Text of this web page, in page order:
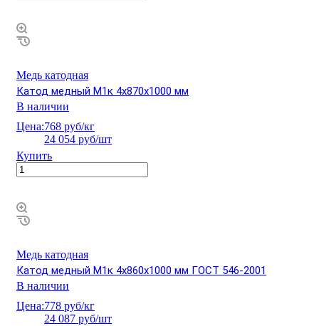
Медь катодная
Катод медный М1к 4х870х1000 мм
В наличии
Цена:768 руб/кг
24 054 руб/шт
Купить
Медь катодная
Катод медный М1к 4х860х1000 мм ГОСТ 546-2001
В наличии
Цена:778 руб/кг
24 087 руб/шт